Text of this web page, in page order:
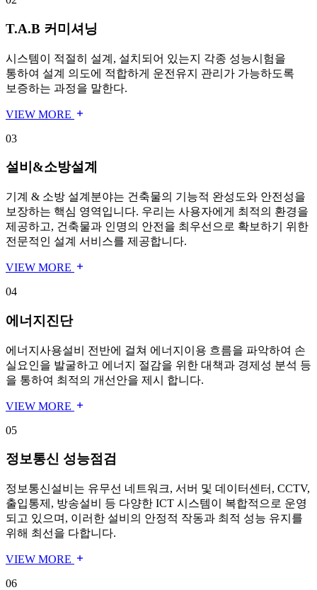
T.A.B 커미셔닝
시스템이 적절히 설계, 설치되어 있는지 각종 성능시험을
통하여 설계 의도에 적합하게 운전유지 관리가 가능하도록
보증하는 과정을 말한다.
VIEW MORE
03
설비&소방설계
기계 & 소방 설계분야는 건축물의 기능적 완성도와 안전성을
보장하는 핵심 영역입니다. 우리는 사용자에게 최적의 환경을
제공하고, 건축물과 인명의 안전을 최우선으로 확보하기 위한
전문적인 설계 서비스를 제공합니다.
VIEW MORE
04
에너지진단
에너지사용설비 전반에 걸쳐 에너지이용 흐름을 파악하여 손
실요인을 발굴하고 에너지 절감을 위한 대책과 경제성 분석 등
을 통하여 최적의 개선안을 제시 합니다.
VIEW MORE
05
정보통신 성능점검
정보통신설비는 유무선 네트워크, 서버 및 데이터센터, CCTV,
출입통제, 방송설비 등 다양한 ICT 시스템이 복합적으로 운영
되고 있으며, 이러한 설비의 안정적 작동과 최적 성능 유지를
위해 최선을 다합니다.
VIEW MORE
06